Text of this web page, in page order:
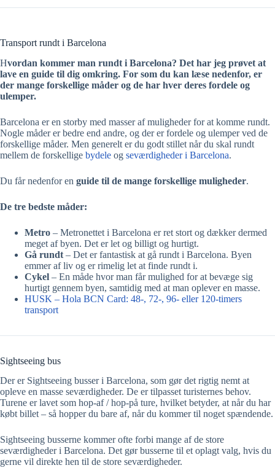
Transport rundt i Barcelona
Hvordan kommer man rundt i Barcelona? Det har jeg prøvet at
lave en guide til dig omkring. For som du kan læse nedenfor, er
der mange forskellige måder og de har hver deres fordele og
ulemper.
Barcelona er en storby med masser af muligheder for at komme rundt.
Nogle måder er bedre end andre, og der er fordele og ulemper ved de
forskellige måder. Men generelt er du godt stillet når du skal rundt
mellem de forskellige bydele og seværdigheder i Barcelona.
Du får nedenfor en guide til de mange forskellige muligheder.
De tre bedste måder:
Metro – Metronettet i Barcelona er ret stort og dækker dermed
meget af byen. Det er let og billigt og hurtigt.
Gå rundt – Det er fantastisk at gå rundt i Barcelona. Byen
emmer af liv og er rimelig let at finde rundt i.
Cykel – En måde hvor man får mulighed for at bevæge sig
hurtigt gennem byen, samtidig med at man oplever en masse.
HUSK – Hola BCN Card: 48-, 72-, 96- eller 120-timers
transport
Sightseeing bus
Der er Sightseeing busser i Barcelona, som gør det rigtig nemt at
opleve en masse seværdigheder. De er tilpasset turisternes behov.
Turene er lavet som hop-af / hop-på ture, hvilket betyder, at når du har
købt billet – så hopper du bare af, når du kommer til noget spændende.
Sightseeing busserne kommer ofte forbi mange af de store
seværdigheder i Barcelona. Det gør busserne til et oplagt valg, hvis du
gerne vil direkte hen til de store seværdigheder.